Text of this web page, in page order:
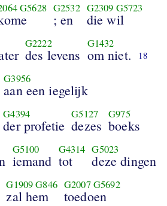
G5628 G2532
; en
G2309 G5723
die wil
G2222
des levens
G1432
om niet. 18
G3956
aan een iegelijk
G4394
der profetie
G5127
dezes
G975
boeks
G5100
iemand
G4314
tot
G5023
deze dingen
G1909G846
zal hem
G2007G5692
toedoen